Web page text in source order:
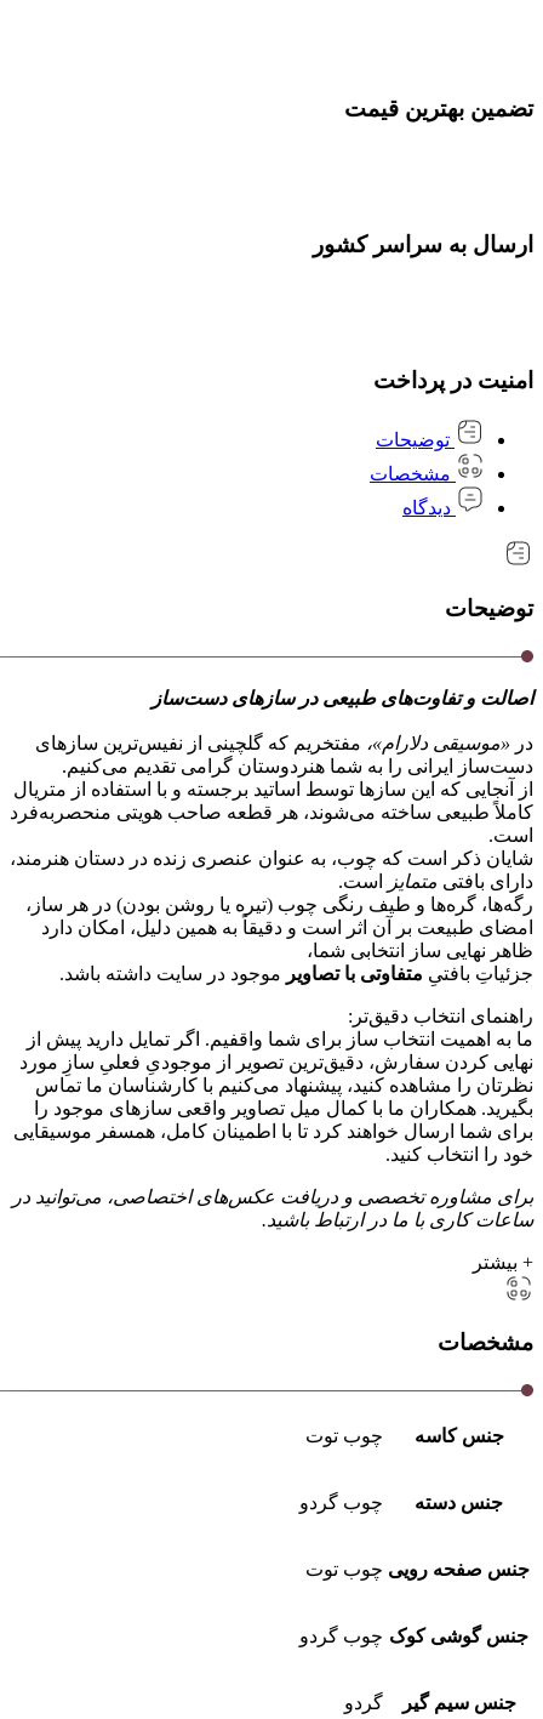
تضمین بهترین قیمت
ارسال به سراسر کشور
امنیت در پرداخت
توضیحات
مشخصات
دیدگاه
توضیحات
اصالت و تفاوت‌های طبیعی در سازهای دست‌ساز
در «موسیقی دلارام»، مفتخریم که گلچینی از نفیس‌ترین سازهای
دست‌ساز ایرانی را به شما هنردوستان گرامی تقدیم می‌کنیم.
از آنجایی که این سازها توسط اساتید برجسته و با استفاده از متریال
کاملاً طبیعی ساخته می‌شوند، هر قطعه صاحب هویتی منحصر‌به‌فرد
است.
شایان ذکر است که چوب، به عنوان عنصری زنده در دستان هنرمند،
دارای بافتی متمایز
است.
رگه‌ها، گره‌ها و طیف رنگی چوب (تیره یا روشن بودن) در هر ساز،
امضای طبیعت بر آن اثر است و دقیقاً به همین دلیل، امکان دارد
ظاهر نهایی ساز انتخابی شما،
جزئیاتِ بافتیِ متفاوتی با تصاویر موجود در سایت داشته باشد.
راهنمای انتخاب دقیق‌تر:
ما به اهمیت انتخاب ساز برای شما واقفیم. اگر تمایل دارید پیش از
نهایی کردن سفارش، دقیق‌ترین تصویر از موجودیِ فعلیِ سازِ مورد
نظرتان را مشاهده کنید، پیشنهاد می‌کنیم با کارشناسان ما تماس
بگیرید. همکاران ما با کمال میل تصاویر واقعی سازهای موجود را
برای شما ارسال خواهند کرد تا با اطمینان کامل، همسفر موسیقایی
خود را انتخاب کنید.
برای مشاوره تخصصی و دریافت عکس‌های اختصاصی، می‌توانید در
ساعات کاری با ما در ارتباط باشید.
+ بیشتر
مشخصات
جنس کاسه چوب توت
جنس دسته چوب گردو
جنس صفحه رویی چوب توت
جنس گوشی کوک چوب گردو
جنس سیم گیر گردو